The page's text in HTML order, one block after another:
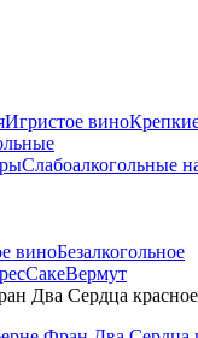
Игристое вино
Слабоалкогольные
виноБезалкогольное
СакеВермут
Два Сердца красное